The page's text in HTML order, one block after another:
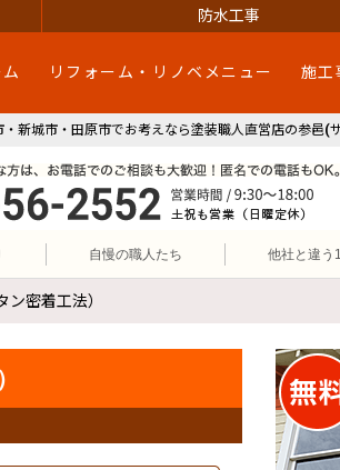
防水工事
リフォーム・リノベメニュー 施工
新城市・田原市でお考えなら塗装職人直営店の参邑(
装の参邑(サンユウ)｜豊川市・豊橋市・蒲郡
・蒲郡市・新城市・田原市
0533-56-2552
自慢の職人たち 他社と違う
密着工法）